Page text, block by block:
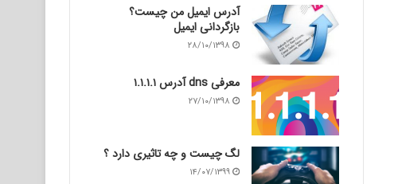
آدرس ایمیل من چیست؟
بازگردانی ایمیل
۲۸/۱۰/۱۳۹۸
معرفی dns آدرس ۱.۱.۱.۱
۲۷/۱۰/۱۳۹۸
لگ چیست و چه تاثیری دارد ؟
۱۴/۰۷/۱۳۹۹